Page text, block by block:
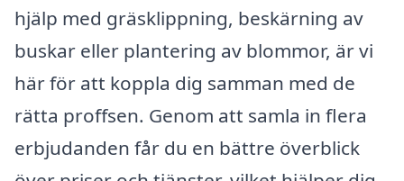
hjälp med gräsklippning, beskärning av
buskar eller plantering av blommor, är vi
här för att koppla dig samman med de
rätta proffsen. Genom att samla in flera
erbjudanden får du en bättre överblick